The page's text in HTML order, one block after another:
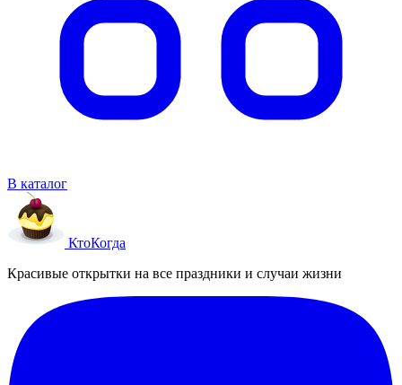
В каталог
КтоКогда
Красивые открытки на все праздники и случаи жизни